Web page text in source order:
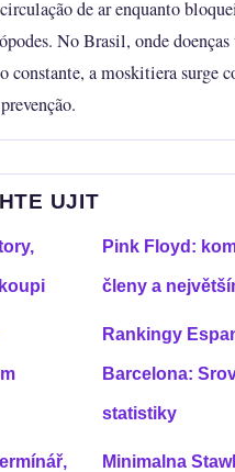
de ar enquanto
No Brasil, onde
constante, a moskitiera surge
UJIT
Pink Floyd:
členy a
Rankingy
Barcelona:
statistiky
Minimalna